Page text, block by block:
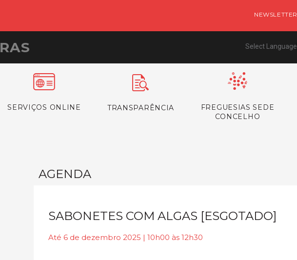
NEWSLETTER
Select Language
SERVIÇOS ONLINE TRANSPARÊNCIA
FREGUESIAS SEDE
CONCELHO
AGENDA
SABONETES COM ALGAS [ESGOTADO]
Até 6 de dezembro 2025 | 10h00 às 12h30